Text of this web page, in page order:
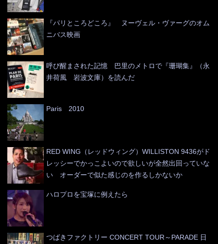
『パリところどころ』 ヌーヴェル・ヴァーグのオム
ニバス映画
呼び醒まされた記憶 巴里のメトロで『珊瑚集』（永
井荷風 岩波文庫）を読んだ
Paris 2010
RED WING（レッドウィング）WILLISTON 9436がド
レッシーでかっこよいので欲しいが全然出回っていな
い オーダーで似た感じのを作るしかないか
ハロプロを宝塚に例えたら
つばきファクトリー CONCERT TOUR～PARADE 日